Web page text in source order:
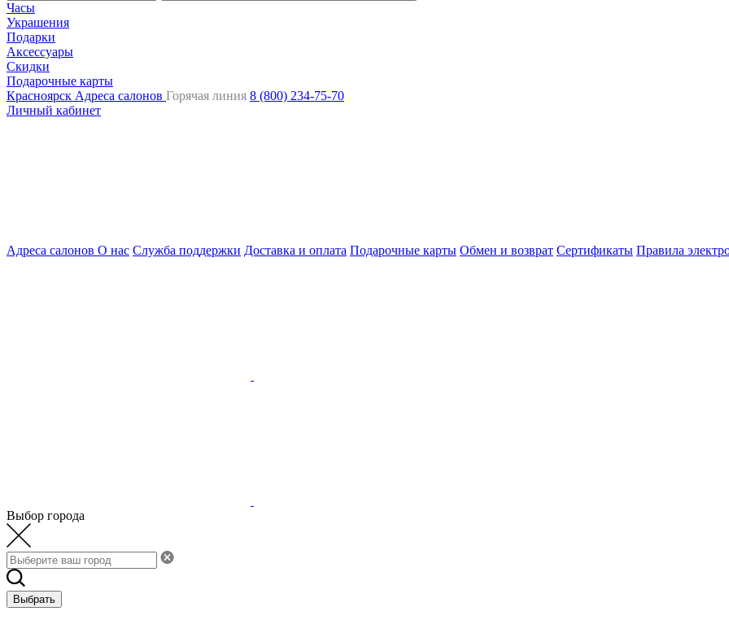
Часы
Украшения
Подарки
Аксессуары
Скидки
Подарочные карты
Красноярск Адреса салонов Горячая линия 8 (800) 234-75-70
Личный кабинет
Адреса салонов О нас Служба поддержки Доставка и оплата Подарочные карты Обмен и возврат Сертификаты Правила
Выбор города
Выбрать